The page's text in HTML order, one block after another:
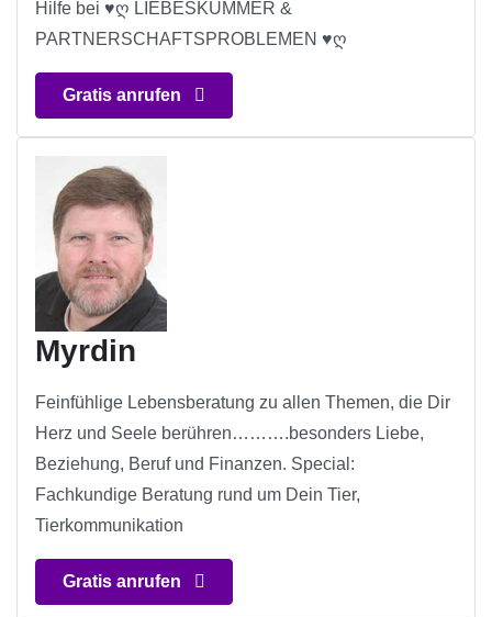
Hilfe bei ♥ღ LIEBESKUMMER &
PARTNERSCHAFTSPROBLEMEN ♥ღ
Gratis anrufen
Myrdin
Feinfühlige Lebensberatung zu allen Themen, die Dir
Herz und Seele berühren……….besonders Liebe,
Beziehung, Beruf und Finanzen. Special:
Fachkundige Beratung rund um Dein Tier,
Tierkommunikation
Gratis anrufen